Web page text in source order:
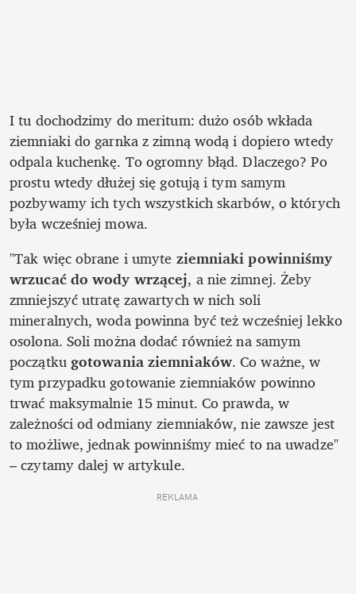
I tu dochodzimy do meritum: dużo osób wkłada
ziemniaki do garnka z zimną wodą i dopiero wtedy
odpala kuchenkę. To ogromny błąd. Dlaczego? Po
prostu wtedy dłużej się gotują i tym samym
pozbywamy ich tych wszystkich skarbów, o których
była wcześniej mowa.
"Tak więc obrane i umyte ziemniaki powinniśmy
wrzucać do wody wrzącej, a nie zimnej. Żeby
zmniejszyć utratę zawartych w nich soli
mineralnych, woda powinna być też wcześniej lekko
osolona. Soli można dodać również na samym
początku gotowania ziemniaków. Co ważne, w
tym przypadku gotowanie ziemniaków powinno
trwać maksymalnie 15 minut. Co prawda, w
zależności od odmiany ziemniaków, nie zawsze jest
to możliwe, jednak powinniśmy mieć to na uwadze"
– czytamy dalej w artykule.
REKLAMA